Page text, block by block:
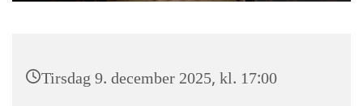
Tirsdag 9. december 2025, kl. 17:00